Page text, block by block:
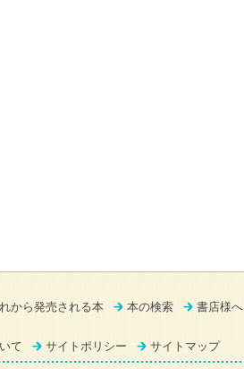
から発売される本 本の検索 書店様へ
て サイトポリシー サイトマップ